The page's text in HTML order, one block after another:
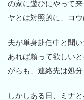
の家に遊びにやって
ヤとは対照的に、コ
夫が単身赴任中と聞
あれば頼って欲しい
がらも、連絡先は処
しかしある日、ミナ